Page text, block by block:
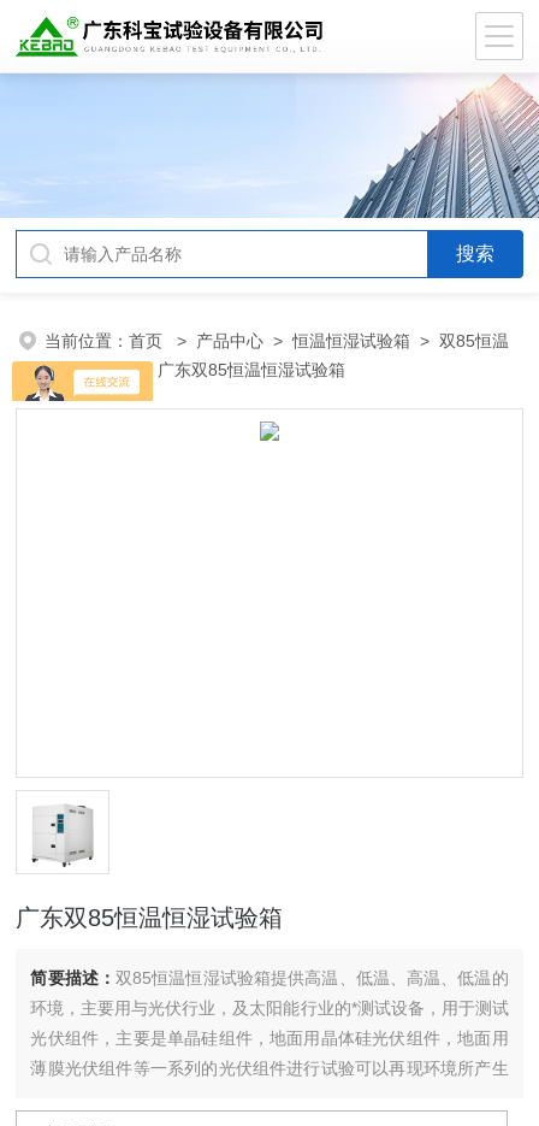
当前位置：首页 > 产品中心 >恒温恒湿试验箱 >双85恒温
恒湿试验箱> 广东双85恒温恒湿试验箱
广东双85恒温恒湿试验箱
简要描述：双85恒温恒湿试验箱提供高温、低温、高温、低温的
环境，主要用与光伏行业，及太阳能行业的*测试设备，用于测试
光伏组件，主要是单晶硅组件，地面用晶体硅光伏组件，地面用
薄膜光伏组件等一系列的光伏组件进行试验可以再现环境所产生